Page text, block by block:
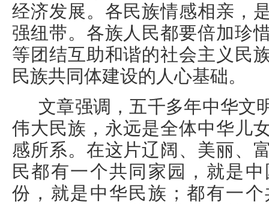
经济发展。各民族情感相亲，
强纽带。各族人民都要倍加珍
等团结互助和谐的社会主义民
民族共同体建设的人心基础。
文章强调，五千多年中华文
伟大民族，永远是全体中华儿
感所系。在这片辽阔、美丽、
民都有一个共同家园，就是
份，就是中华民族；都有一